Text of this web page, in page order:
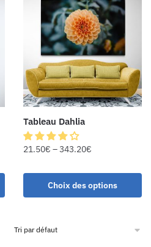
Tableau Dahlia
21.50€ –343.20€
Choix des options